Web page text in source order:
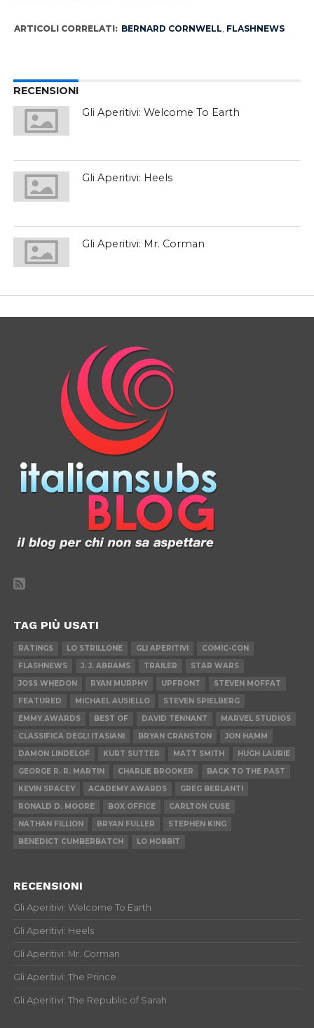
ARTICOLI CORRELATI: BERNARD CORNWELL, FLASHNEWS
RECENSIONI
Gli Aperitivi: Welcome To Earth
Gli Aperitivi: Heels
Gli Aperitivi: Mr. Corman
TAG PIÙ USATI
RATINGS LO STRILLONE GLI APERITIVI
COMIC-CON
FLASHNEWS
J. J. ABRAMS TRAILER
STAR WARS
JOSS WHEDON
RYAN MURPHY UPFRONT
STEVEN MOFFAT
FEATURED
MICHAEL AUSIELLO
STEVEN SPIELBERG
EMMY AWARDS
BEST OF DAVID TENNANT
MARVEL STUDIOS
CLASSIFICA DEGLI ITASIANI
BRYAN CRANSTON
JON HAMM
DAMON LINDELOF
KURT SUTTER MATT SMITH
HUGH LAURIE
GEORGE R. R. MARTIN
CHARLIE BROOKER
BACK TO THE PAST
KEVIN SPACEY
ACADEMY AWARDS
GREG BERLANTI
RONALD D. MOORE
BOX OFFICE
CARLTON CUSE
NATHAN FILLION
BRYAN FULLER
STEPHEN KING
BENEDICT CUMBERBATCH
LO HOBBIT
RECENSIONI
Gli Aperitivi: Welcome To Earth
Gli Aperitivi: Heels
Gli Aperitivi: Mr. Corman
Gli Aperitivi: The Prince
Gli Aperitivi: The Republic of Sarah